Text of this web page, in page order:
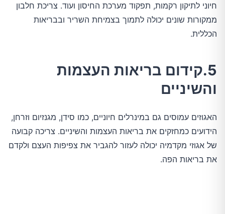
חיוני לתיקון רקמות, תפקוד מערכת החיסון ועוד. צריכת חלבון
ממקורות שונים יכולה לתמוך בצמיחת השריר ובבריאות
הכללית.
5.קידום בריאות העצמות
והשיניים
האגוזים עמוסים גם במינרלים חיוניים, כמו סידן, מגנזיום וזרחן,
הידועים כמחזקים את בריאות העצמות והשיניים. צריכה קבועה
של אגוזי מקדמיה יכולה לעזור להגביר את צפיפות העצם ולקדם
את בריאות הפה.